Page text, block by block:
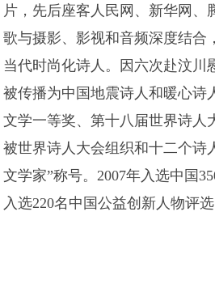
片，先后座客人民网、新华网、
歌与摄影、影视和音频深度结合
当代时尚化诗人。因六次赴汶川
被传播为中国地震诗人和暖心诗
文学一等奖、第十八届世界诗人
被世界诗人大会组织和十二个诗
文学家”称号。2007年入选中国
入选220名中国公益创新人物评选